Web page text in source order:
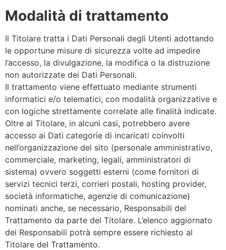
Modalità di trattamento
Il Titolare tratta i Dati Personali degli Utenti adottando
le opportune misure di sicurezza volte ad impedire
l’accesso, la divulgazione, la modifica o la distruzione
non autorizzate dei Dati Personali.
Il trattamento viene effettuato mediante strumenti
informatici e/o telematici, con modalità organizzative e
con logiche strettamente correlate alle finalità indicate.
Oltre al Titolare, in alcuni casi, potrebbero avere
accesso ai Dati categorie di incaricati coinvolti
nell’organizzazione del sito (personale amministrativo,
commerciale, marketing, legali, amministratori di
sistema) ovvero soggetti esterni (come fornitori di
servizi tecnici terzi, corrieri postali, hosting provider,
società informatiche, agenzie di comunicazione)
nominati anche, se necessario, Responsabili del
Trattamento da parte del Titolare. L’elenco aggiornato
dei Responsabili potrà sempre essere richiesto al
Titolare del Trattamento.